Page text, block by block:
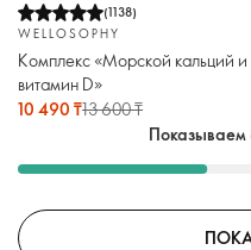
(1138)
WELLOSOPHY
Комплекс «Морской кальций и
витамин D»
10 490 ₸13 600 ₸
Показываем